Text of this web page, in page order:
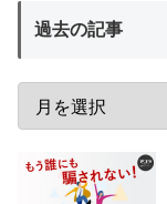
過去の記事